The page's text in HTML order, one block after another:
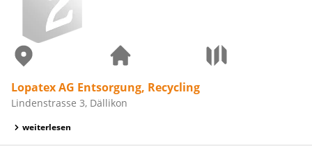
Lopatex AG Entsorgung, Recycling
Lindenstrasse 3, Dällikon
weiterlesen